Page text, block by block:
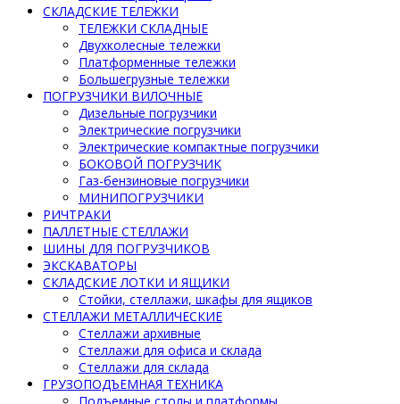
СКЛАДСКИЕ ТЕЛЕЖКИ
ТЕЛЕЖКИ СКЛАДНЫЕ
Двухколесные тележки
Платформенные тележки
Большегрузные тележки
ПОГРУЗЧИКИ ВИЛОЧНЫЕ
Дизельные погрузчики
Электрические погрузчики
Электрические компактные погрузчики
БОКОВОЙ ПОГРУЗЧИК
Газ-бензиновые погрузчики
МИНИПОГРУЗЧИКИ
РИЧТРАКИ
ПАЛЛЕТНЫЕ СТЕЛЛАЖИ
ШИНЫ ДЛЯ ПОГРУЗЧИКОВ
ЭКСКАВАТОРЫ
СКЛАДСКИЕ ЛОТКИ И ЯЩИКИ
Стойки, стеллажи, шкафы для ящиков
СТЕЛЛАЖИ МЕТАЛЛИЧЕСКИЕ
Стеллажи архивные
Стеллажи для офиса и склада
Стеллажи для склада
ГРУЗОПОДЪЕМНАЯ ТЕХНИКА